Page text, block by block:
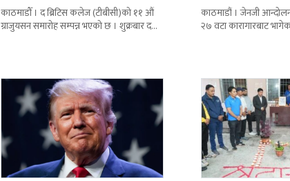
काठमाडौँ । द ब्रिटिस कलेज (टीबीसी)को ११ औं
ग्राजुयसन समारोह सम्पन्न भएको छ । शुक्रबार द
काठमाडौं । जेनजी
२७ वटा कारागारबाट